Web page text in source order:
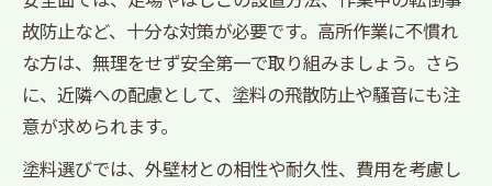
故防止など、十分な対策が必要です。高所作業に不慣れ
な方は、無理をせず安全第一で取り組みましょう。さら
に、近隣への配慮として、塗料の飛散防止や騒音にも注
意が求められます。
塗料選びでは、外壁材との相性や耐久性、費用を考慮し